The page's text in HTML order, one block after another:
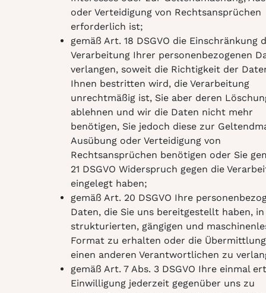
oder Verteidigung von Rechtsansprüchen
erforderlich ist;
gemäß Art. 18 DSGVO die Einschränkung
Verarbeitung Ihrer personenbezogenen
verlangen, soweit die Richtigkeit der
Ihnen bestritten wird, die Verarbeitung
unrechtmäßig ist, Sie aber deren
ablehnen und wir die Daten nicht mehr
benötigen, Sie jedoch diese zur
Ausübung oder Verteidigung von
Rechtsansprüchen benötigen oder Sie
21 DSGVO Widerspruch gegen die
eingelegt haben;
gemäß Art. 20 DSGVO Ihre
Daten, die Sie uns bereitgestellt haben,
strukturierten, gängigen und
Format zu erhalten oder die
einen anderen Verantwortlichen zu
gemäß Art. 7 Abs. 3 DSGVO Ihre einmal
Einwilligung jederzeit gegenüber uns zu